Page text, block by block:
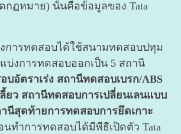
ดกฏหมาย) นั้นคือข้อมูลของ Tata
ทดสอบได้ใช้สนามทดสอบปทุม
บ่งการทดสอบออกเป็น 5 สถานี
บอัตราเร่ง สถานีทดสอบเบรก/ABS
ยว สถานีทดสอบการเปลี่ยนเลนแบบ
นีสุดท้ายการทดสอบการยึดเกาะ
นทำการทดสอบได้มีพีธีเปิดตัว Tata